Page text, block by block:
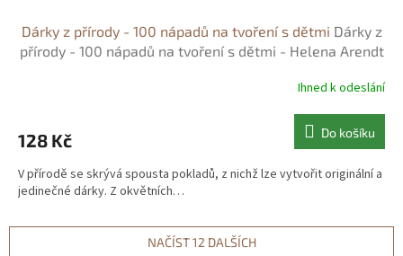
Dárky z přírody - 100 nápadů na tvoření s dětmi Dárky z
přírody - 100 nápadů na tvoření s dětmi - Helena Arendt
Ihned k odeslání
128 Kč Do košíku
V přírodě se skrývá spousta pokladů, z nichž lze vytvořit originální a
jedinečné dárky. Z okvětních…
NAČÍST 12 DALŠÍCH